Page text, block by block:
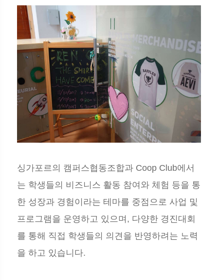
싱가포르의 캠퍼스협동조합과 Coop Club에서
는 학생들의 비즈니스 활동 참여와 체험 등을 통
한 성장과 경험이라는 테마를 중점으로 사업 및
프로그램을 운영하고 있으며, 다양한 경진대회
를 통해 직접 학생들의 의견을 반영하려는 노력
을 하고 있습니다.